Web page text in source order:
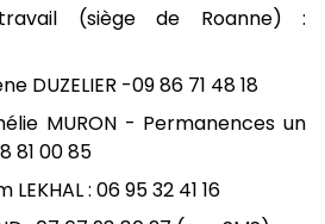
(siège de Roanne) :
DUZELIER -09 86 71 48 18
MURON - Permanences un
81 00 85
: 06 95 32 41 16